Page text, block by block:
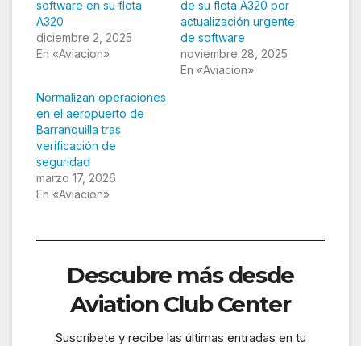
software en su flota
A320
diciembre 2, 2025
En «Aviacion»
de su flota A320 por
actualización urgente
de software
noviembre 28, 2025
En «Aviacion»
Normalizan operaciones
en el aeropuerto de
Barranquilla tras
verificación de
seguridad
marzo 17, 2026
En «Aviacion»
Descubre más desde
Aviation Club Center
Suscríbete y recibe las últimas entradas en tu